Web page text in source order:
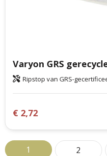
Varyon GRS
Ripstop van GRS-
€ 2,72
1 2